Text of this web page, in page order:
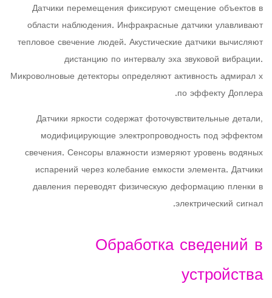
Датчики перемещения фиксируют смещение объектов в
области наблюдения. Инфракрасные датчики улавливают
тепловое свечение людей. Акустические датчики вычисляют
дистанцию по интервалу эха звуковой вибрации.
Микроволновые детекторы определяют активность адмирал х
по эффекту Доплера.
Датчики яркости содержат фоточувствительные детали,
модифицирующие электропроводность под эффектом
свечения. Сенсоры влажности измеряют уровень водяных
испарений через колебание емкости элемента. Датчики
давления переводят физическую деформацию пленки в
электрический сигнал.
Обработка сведений в
устройства